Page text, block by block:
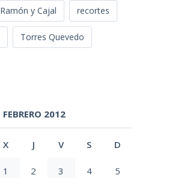
Ramón y Cajal recortes
Torres Quevedo
FEBRERO 2012
X J V S D
1 2 3 4 5